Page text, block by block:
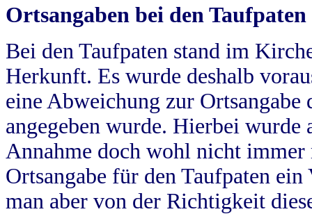
Ortsangaben bei den Taufpaten
Bei den Taufpaten stand im
Herkunft. Es wurde deshalb
eine Abweichung zur
angegeben wurde. Hierbei wurde
Annahme doch wohl nicht
Ortsangabe für den Taufpaten
man aber von der Richtigkeit